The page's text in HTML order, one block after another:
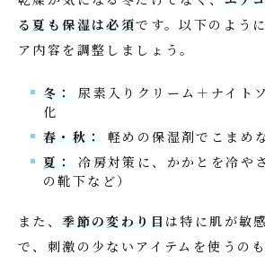
る夏も保湿は必須です。以下のよう
ア内容を調整しましょう。
冬：
尿素入りクリーム＋ナイト
化
春・秋：
軽めの保湿剤でこまめ
夏：
冷房対策に、かかとを冷や
の靴下など）
また、季節の変わり目 は特に肌が敏
で、刺激の少ないアイテムを使うの